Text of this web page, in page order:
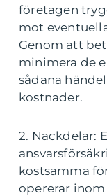
företagen
mot
Genom att
minimera de
sådana
kostnader.
2. Nackdelar:
kostsamma
opererar